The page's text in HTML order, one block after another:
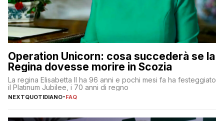
Operation Unicorn: cosa succederà se la
Regina dovesse morire in Scozia
La regina Elisabetta II ha 96 anni e pochi mesi fa ha festeggiato
il Platinum Jubilee, i 70 anni di regno
NEXTQUOTIDIANO-FAQ